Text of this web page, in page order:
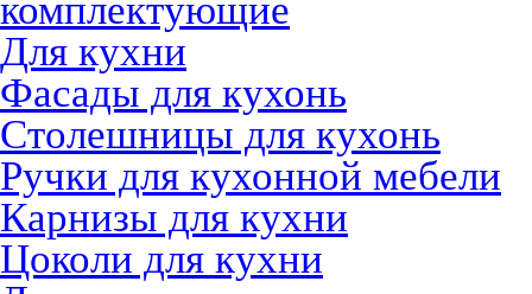
комплектующие
Для кухни
Фасады для кухонь
Столешницы для кухонь
Ручки для кухонной мебели
Карнизы для кухни
Цоколи для кухни